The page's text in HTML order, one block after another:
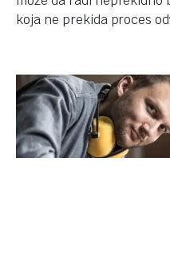
koja ne prekida proces